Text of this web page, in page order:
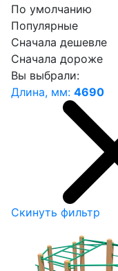
По умолчанию
Популярные
Сначала дешевле
Сначала дороже
Вы выбрали:
Длина, мм: 4690
Скинуть фильтр